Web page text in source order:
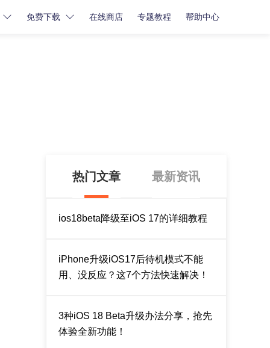
免费下载 在线商店 专题教程 帮助中心
热门文章 最新资讯
ios18beta降级至iOS 17的详细教程
iPhone升级iOS17后待机模式不能
用、没反应？这7个方法快速解决！
3种iOS 18 Beta升级办法分享，抢先
体验全新功能！